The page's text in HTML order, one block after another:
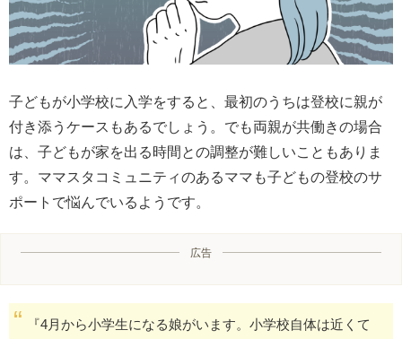
子どもが小学校に入学をすると、最初のうちは登校に親が
付き添うケースもあるでしょう。でも両親が共働きの場合
は、子どもが家を出る時間との調整が難しいこともありま
す。ママスタコミュニティのあるママも子どもの登校のサ
ポートで悩んでいるようです。
広告
『4月から小学生になる娘がいます。小学校自体は近くて